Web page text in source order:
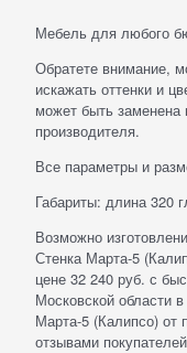
Мебель для любого
Обратете внимание,
искажать оттенки и
может быть
производителя.
Все параметры и
Габариты: длина 320
Возможно
Стенка Марта-5
цене 32 240 руб. с
Московской области
Марта-5 (Калипсо) от
отзывами